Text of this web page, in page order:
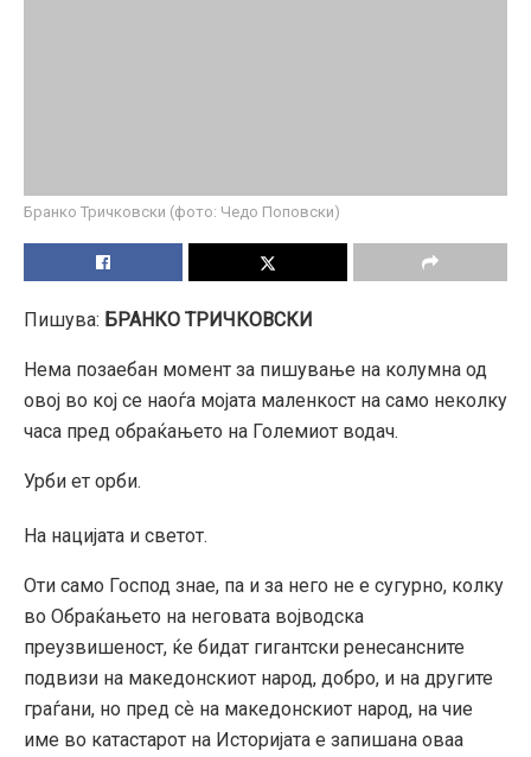
Бранко Тричковски (фото: Чедо Поповски)
Пишува: БРАНКО ТРИЧКОВСКИ
Нема позаебан момент за пишување на колумна од
овој во кој се наоѓа мојата маленкост на само неколку
часа пред обраќањето на Големиот водач.
Урби ет орби.
На нацијата и светот.
Оти само Господ знае, па и за него не е сугурно, колку
во Обраќањето на неговата војводска
преузвишеност, ќе бидат гигантски ренесансните
подвизи на македонскиот народ, добро, и на другите
граѓани, но пред сѐ на македонскиот народ, на чие
име во катастарот на Историјата е запишана оваа